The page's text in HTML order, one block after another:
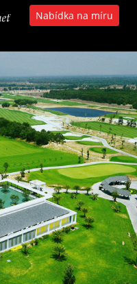
Nabídka na míru